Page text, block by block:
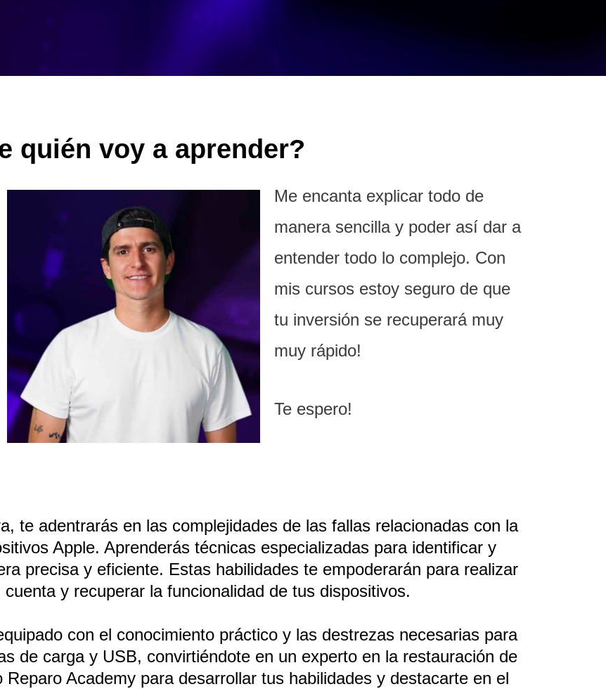
quién voy a aprender?
Me encanta explicar todo de
manera sencilla y poder así dar a
entender todo lo complejo. Con
mis cursos estoy seguro de que
tu inversión se recuperará muy
muy rápido!
Te espero!
te adentrarás en las complejidades de las fallas relacionadas con la
Apple. Aprenderás técnicas especializadas para identificar y
precisa y eficiente. Estas habilidades te empoderarán para realizar
y recuperar la funcionalidad de tus dispositivos.
con el conocimiento práctico y las destrezas necesarias para
de carga y USB, convirtiéndote en un experto en la restauración de
Academy para desarrollar tus habilidades y destacarte en el